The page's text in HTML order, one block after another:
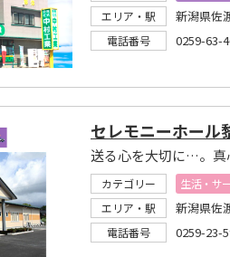
エリア・駅
新潟県佐
電話番号 0259-63-
セレモニーホール
送る心を大切に…。真
カテゴリー 生活・サ
エリア・駅
新潟県佐
電話番号 0259-23-